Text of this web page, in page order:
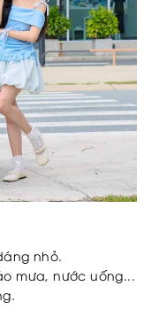
nhỏ.
mưa, nước uống...